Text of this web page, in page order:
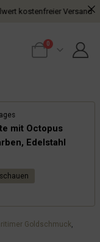
Versand
0
mit Octopus
Edelstahl
Goldschmuck